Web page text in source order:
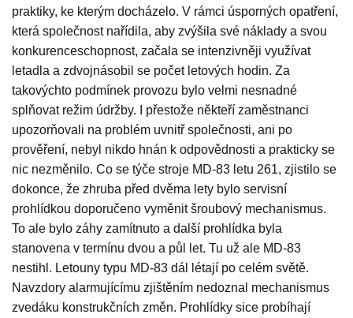
praktiky, ke kterým docházelo. V rámci úsporných opatření,
která společnost nařídila, aby zvýšila své náklady a svou
konkurenceschopnost, začala se intenzivněji využívat
letadla a zdvojnásobil se počet letových hodin. Za
takovýchto podmínek provozu bylo velmi nesnadné
splňovat režim údržby. I přestože někteří zaměstnanci
upozorňovali na problém uvnitř společnosti, ani po
prověření, nebyl nikdo hnán k odpovědnosti a prakticky se
nic nezměnilo. Co se týče stroje MD-83 letu 261, zjistilo se
dokonce, že zhruba před dvěma lety bylo servisní
prohlídkou doporučeno vyměnit šroubový mechanismus.
To ale bylo záhy zamítnuto a další prohlídka byla
stanovena v termínu dvou a půl let. Tu už ale MD-83
nestihl. Letouny typu MD-83 dál létají po celém světě.
Navzdory alarmujícímu zjištěním nedoznal mechanismus
zvedáku konstrukčních změn. Prohlídky sice probíhají